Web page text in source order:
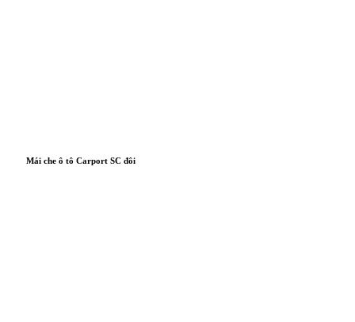
Mái che ô tô Carport SC đôi